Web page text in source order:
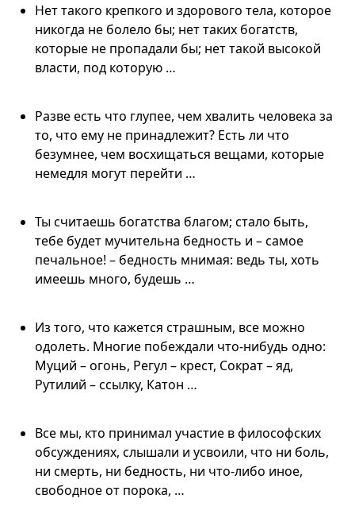
Нет такого крепкого и здорового тела, которое
никогда не болело бы; нет таких богатств,
которые не пропадали бы; нет такой высокой
власти, под которую …
Разве есть что глупее, чем хвалить человека за
то, что ему не принадлежит? Есть ли что
безумнее, чем восхищаться вещами, которые
немедля могут перейти …
Ты считаешь богатства благом; стало быть,
тебе будет мучительна бедность и – самое
печальное! – бедность мнимая: ведь ты, хоть
имеешь много, будешь …
Из того, что кажется страшным, все можно
одолеть. Многие побеждали что-нибудь одно:
Муций – огонь, Регул – крест, Сократ – яд,
Рутилий – ссылку, Катон …
Все мы, кто принимал участие в философских
обсуждениях, слышали и усвоили, что ни боль,
ни смерть, ни бедность, ни что-либо иное,
свободное от порока, …